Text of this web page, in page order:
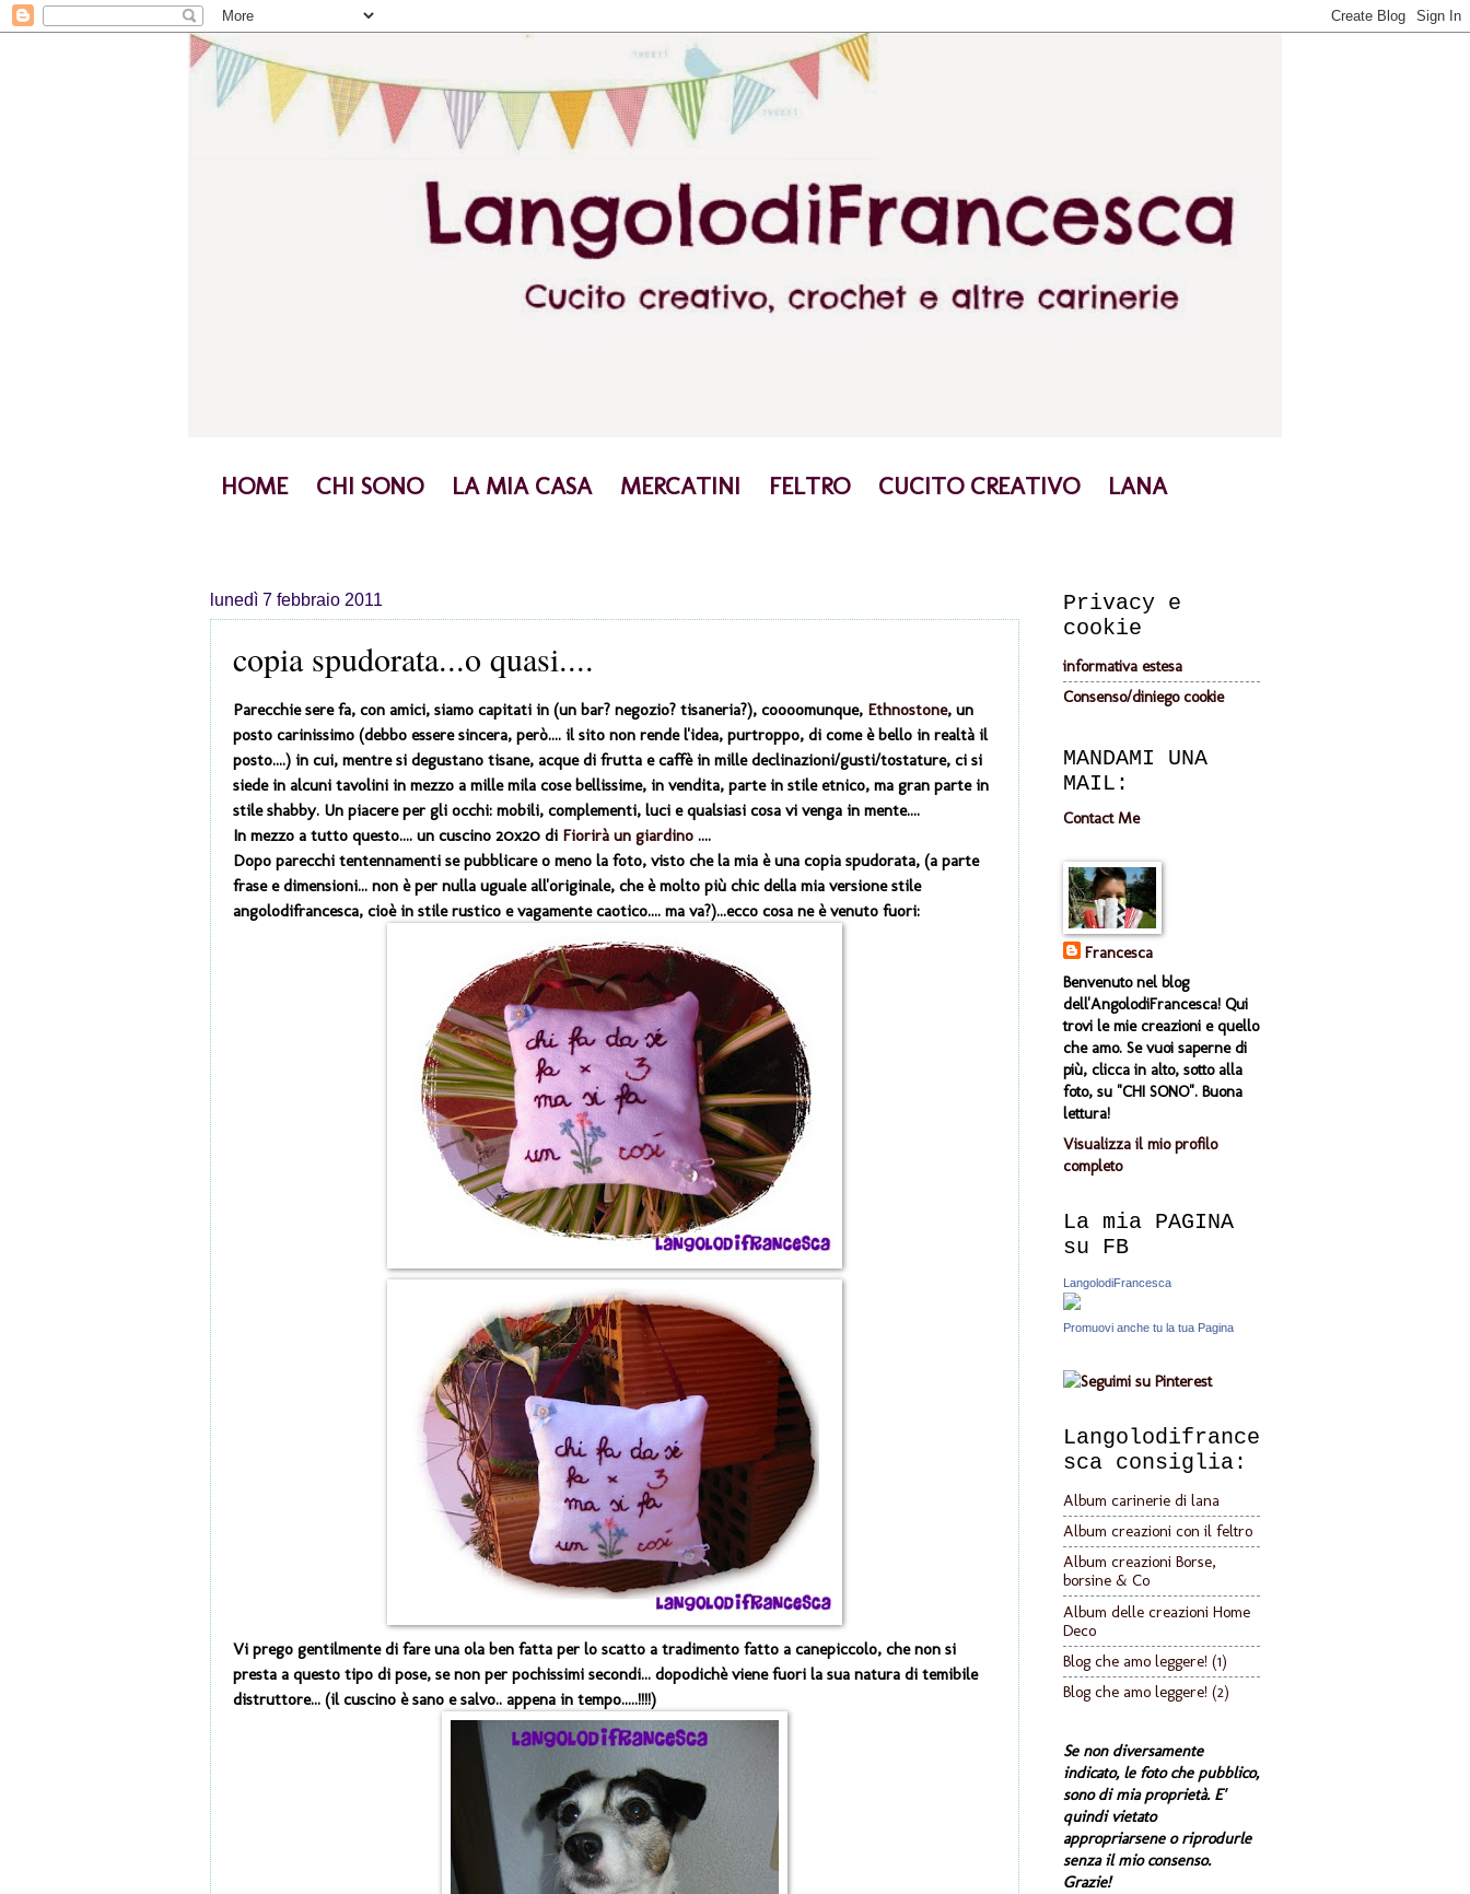
HOME CHI SONO LA MIA CASA MERCATINI FELTRO CUCITO CREATIVO LANA
lunedì 7 febbraio 2011
copia spudorata...o quasi....
Parecchie sere fa, con amici, siamo capitati in (un bar? negozio? tisaneria?), coooomunque, Ethnostone, un
posto carinissimo (debbo essere sincera, però.... il sito non rende l'idea, purtroppo, di come è bello in realtà il
posto....) in cui, mentre si degustano tisane, acque di frutta e caffè in mille declinazioni/gusti/tostature, ci si
siede in alcuni tavolini in mezzo a mille mila cose bellissime, in vendita, parte in stile etnico, ma gran parte in
stile shabby. Un piacere per gli occhi: mobili, complementi, luci e qualsiasi cosa vi venga in mente....
In mezzo a tutto questo.... un cuscino 20x20 di Fiorirà un giardino ....
Dopo parecchi tentennamenti se pubblicare o meno la foto, visto che la mia è una copia spudorata, (a parte
frase e dimensioni... non è per nulla uguale all'originale, che è molto più chic della mia versione stile
angolodifrancesca, cioè in stile rustico e vagamente caotico.... ma va?)...ecco cosa ne è venuto fuori:
Vi prego gentilmente di fare una ola ben fatta per lo scatto a tradimento fatto a canepiccolo, che non si
presta a questo tipo di pose, se non per pochissimi secondi... dopodichè viene fuori la sua natura di temibile
distruttore... (il cuscino è sano e salvo.. appena in tempo.....!!!!)
Privacy e
cookie
informativa estesa
Consenso/diniego cookie
MANDAMI UNA
MAIL:
Contact Me
Francesca
Benvenuto nel blog
dell'AngolodiFrancesca! Qui
trovi le mie creazioni e quello
che amo. Se vuoi saperne di
più, clicca in alto, sotto alla
foto, su "CHI SONO". Buona
lettura!
Visualizza il mio profilo
completo
La mia PAGINA
su FB
LangolodiFrancesca
Promuovi anche tu la tua Pagina
Langolodifrance
sca consiglia:
Album carinerie di lana
Album creazioni con il feltro
Album creazioni Borse,
borsine & Co
Album delle creazioni Home
Deco
Blog che amo leggere! (1)
Blog che amo leggere! (2)
Se non diversamente
indicato, le foto che pubblico,
sono di mia proprietà. E'
quindi vietato
appropriarsene o riprodurle
senza il mio consenso.
Grazie!